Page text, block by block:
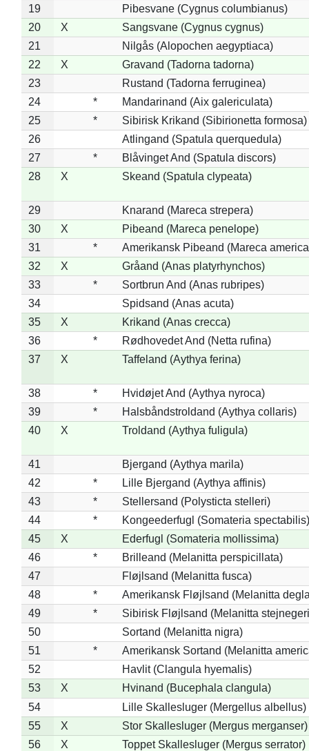
19
Pibesvane (Cygnus columbianus)
20
X
Sangsvane (Cygnus cygnus)
21
Nilgås (Alopochen aegyptiaca)
22
X
Gravand (Tadorna tadorna)
23
Rustand (Tadorna ferruginea)
24
*
Mandarinand (Aix galericulata)
25
*
Sibirisk Krikand (Sibirionetta formosa)
26
Atlingand (Spatula querquedula)
27
*
Blåvinget And (Spatula discors)
28
X Skeand (Spatula clypeata)
29
Knarand (Mareca strepera)
30
X
Pibeand (Mareca penelope)
31
*
Amerikansk Pibeand (Mareca
32
X
Gråand (Anas platyrhynchos)
33
*
Sortbrun And (Anas rubripes)
34
Spidsand (Anas acuta)
35
X
Krikand (Anas crecca)
36
*
Rødhovedet And (Netta rufina)
37
X Taffeland (Aythya ferina)
38 *
Hvidøjet And (Aythya nyroca)
39
*
Halsbåndstroldand (Aythya collaris)
40
X Troldand (Aythya fuligula)
41
Bjergand (Aythya marila)
42
*
Lille Bjergand (Aythya affinis)
43
*
Stellersand (Polysticta stelleri)
44
*
Kongeederfugl (Somateria spectabilis)
45
X
Ederfugl (Somateria mollissima)
46
*
Brilleand (Melanitta perspicillata)
47
Fløjlsand (Melanitta fusca)
48
*
Amerikansk Fløjlsand (Melanitta
49
*
Sibirisk Fløjlsand (Melanitta
50
Sortand (Melanitta nigra)
51
*
Amerikansk Sortand (Melanitta
52
Havlit (Clangula hyemalis)
53
X
Hvinand (Bucephala clangula)
54
Lille Skallesluger (Mergellus albellus)
55
X
Stor Skallesluger (Mergus merganser)
56
X
Toppet Skallesluger (Mergus serrator)